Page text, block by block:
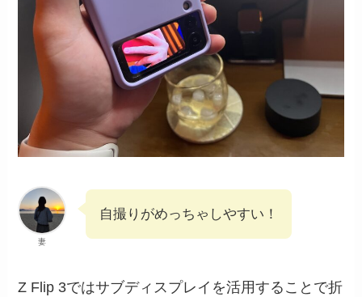
妻
自撮りがめっちゃしやすい！
Z Flip 3ではサブディスプレイを活用することで折